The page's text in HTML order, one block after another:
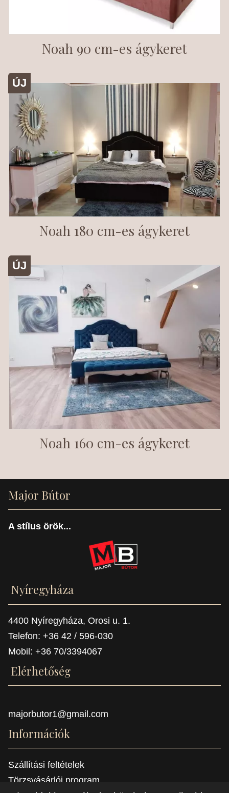
Noah 90 cm-es ágykeret
ÚJ
Noah 180 cm-es ágykeret
ÚJ
Noah 160 cm-es ágykeret
Major Bútor
A stílus örök...
Nyíregyháza
4400 Nyíregyháza, Orosi u. 1.
Telefon: +36 42 / 596-030
Mobil: +36 70/3394067
Elérhetőség
majorbutor1@gmail.com
Információk
Szállítási feltételek
Törzsvásárlói program